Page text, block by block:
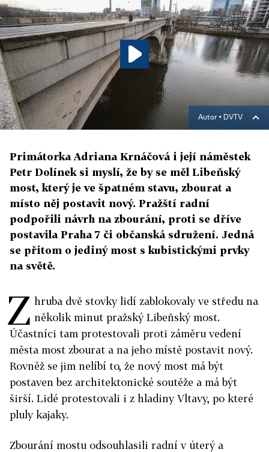
Autor ▪ DVTV
Primátorka Adriana Krnáčová i její náměstek
Petr Dolínek si myslí, že by se měl Libeňský
most, který je ve špatném stavu, zbourat a
místo něj postavit nový. Pražští radní
podpořili návrh na zbourání, proti se dříve
postavila Praha 7 či občanská sdružení. Jedná
se přitom o jediný most s kubistickými prvky
na světě.
Z hruba dvě stovky lidí zablokovaly ve středu na
několik minut pražský Libeňský most.
Účastníci tam protestovali proti záměru vedení
města most zbourat a na jeho místě postavit nový.
Rovněž se jim nelíbí to, že nový most má být
postaven bez architektonické soutěže a má být
širší. Lidé protestovali i z hladiny Vltavy, po které
pluly kajaky.
Zbourání mostu odsouhlasili radní v úterý a